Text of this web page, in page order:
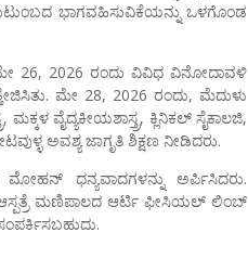
ಭಾಗವಹಿಸುವಿಕೆಯನ್ನು ಒಳಗೊಂಡ
26, 2026 ರಂದು ವಿವಿಧ ವಿನೋದಾವಳಿ
ಮೇ 28, 2026 ರಂದು, ಮೆದುಳು
ವೈದ್ಯಕೀಯಶಾಸ್ತ್ರ, ಕ್ಲಿನಿಕಲ್ ಸೈಕಾಲಜಿ,
ಅವಶ್ಯ ಜಾಗೃತಿ ಶಿಕ್ಷಣ ನೀಡಿದರು.
ಧನ್ಯವಾದಗಳನ್ನು ಅರ್ಪಿಸಿದರು.
ಆಸ್ಪತ್ರೆ ಮಣಿಪಾಲದ ಆರ್ಟಿ ಫೀಸಿಯಲ್ ಲಿಂಬ್